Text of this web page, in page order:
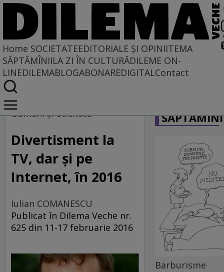
Home SOCIETATEEDITORIALE ȘI OPINIITEMA
SĂPTĂMÎNIILA ZI ÎN CULTURĂDILEME ON-
LINEDILEMABLOGABONAREDIGITALContact
Home
Societate
MASS COMEDIA
Oameni şi etichete
Divertisment la
TV, dar şi pe
Internet, în 2016
Iulian COMANESCU
Publicat în Dilema Veche nr.
625 din 11-17 februarie 2016
Barburisme